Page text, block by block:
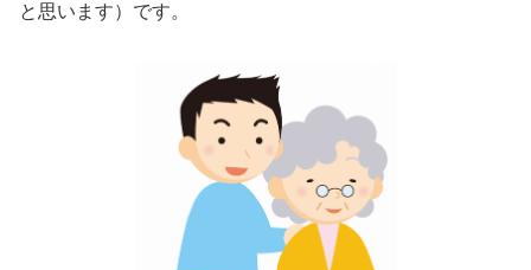
と思います）です。